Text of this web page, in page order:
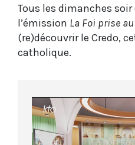
Tous les dimanches soir
l’émission La Foi prise
(re)découvrir le Credo,
catholique.